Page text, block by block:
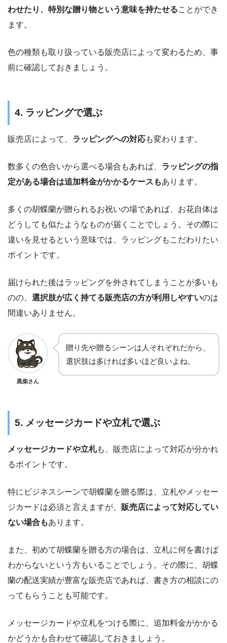
わせたり、特別な贈り物という意味を持たせることができ
ます。
色の種類も取り扱っている販売店によって変わるため、事
前に確認しておきましょう。
4. ラッピングで選ぶ
販売店によって、 ラッピングへの対応も変わります。
数多くの色合いから選べる場合もあれば、 ラッピングの指
定がある場合は追加料金がかかるケースもあります。
多くの胡蝶蘭が贈られるお祝いの場であれば、お花自体は
どうしても似たようなものが届くことでしょう。その際に
違いを見せるという意味では、ラッピングもこだわりたい
ポイントです。
届けられた後はラッピングを外されてしまうことが多いも
のの、 選択肢が広く持てる販売店の方が利用しやすいのは
間違いありません。
黒柴さん
贈り先や贈るシーンは人それぞれだから、
選択肢は多ければ多いほど良いよね。
5. メッセージカードや立札で選ぶ
メッセージカードや立札も、販売店によって対応が分かれ
るポイントです。
特にビジネスシーンで胡蝶蘭を贈る際は、立札やメッセー
ジカードは必須と言えますが、 販売店によって対応してい
ない場合もあります。
また、初めて胡蝶蘭を贈る方の場合は、立札に何を書けば
わからないという方もいることでしょう。その際に、胡蝶
蘭の配送実績が豊富な販売店であれば、書き方の相談にの
ってもらうことも可能です。
メッセージカードや立札をつける際に、追加料金がかかる
かどうかも合わせて確認しておきましょう。